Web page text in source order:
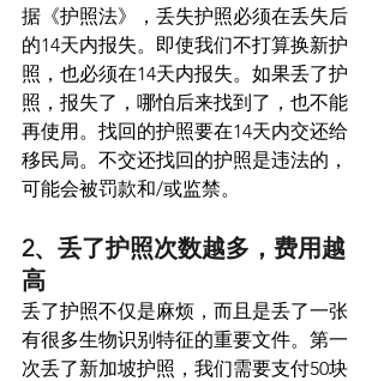
据《护照法》，丢失护照必须在丢失后
的14天内报失。即使我们不打算换新护
照，也必须在14天内报失。如果丢了护
照，报失了，哪怕后来找到了，也不能
再使用。找回的护照要在14天内交还给
移民局。不交还找回的护照是违法的，
可能会被罚款和/或监禁。
2、丢了护照次数越多，费用越
高
丢了护照不仅是麻烦，而且是丢了一张
有很多生物识别特征的重要文件。第一
次丢了新加坡护照，我们需要支付50块